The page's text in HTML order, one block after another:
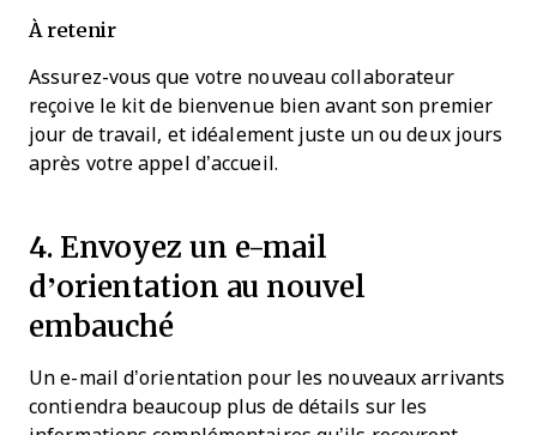
À retenir
Assurez-vous que votre nouveau collaborateur
reçoive le kit de bienvenue bien avant son premier
jour de travail, et idéalement juste un ou deux jours
après votre appel d’accueil.
4. Envoyez un e-mail
d’orientation au nouvel
embauché
Un e-mail d’orientation pour les nouveaux arrivants
contiendra beaucoup plus de détails sur les